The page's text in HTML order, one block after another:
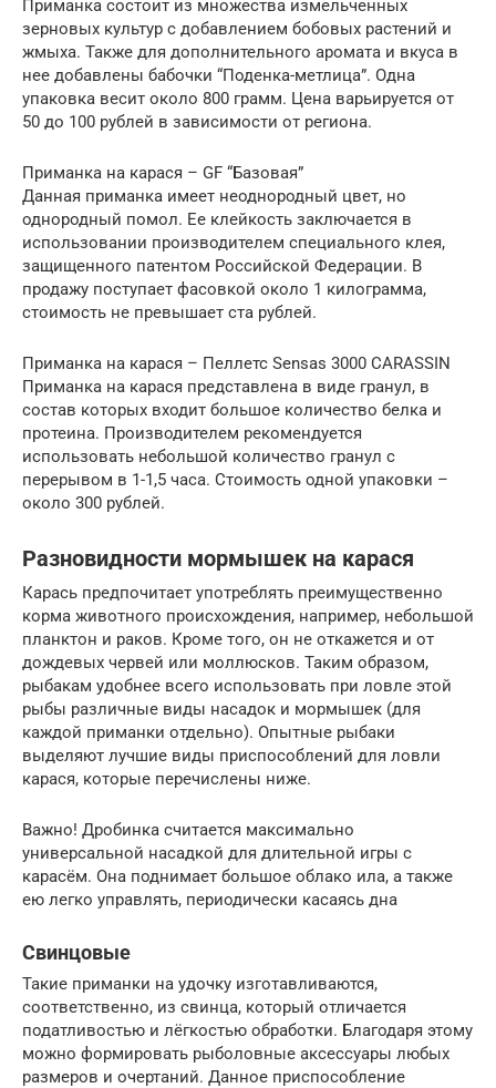
Приманка состоит из множества измельченных
зерновых культур с добавлением бобовых растений и
жмыха. Также для дополнительного аромата и вкуса в
нее добавлены бабочки “Поденка-метлица”. Одна
упаковка весит около 800 грамм. Цена варьируется от
50 до 100 рублей в зависимости от региона.
Приманка на карася – GF “Базовая”
Данная приманка имеет неоднородный цвет, но
однородный помол. Ее клейкость заключается в
использовании производителем специального клея,
защищенного патентом Российской Федерации. В
продажу поступает фасовкой около 1 килограмма,
стоимость не превышает ста рублей.
Приманка на карася – Пеллетс Sensas 3000 CARASSIN
Приманка на карася представлена в виде гранул, в
состав которых входит большое количество белка и
протеина. Производителем рекомендуется
использовать небольшой количество гранул с
перерывом в 1-1,5 часа. Стоимость одной упаковки –
около 300 рублей.
Разновидности мормышек на карася
Карась предпочитает употреблять преимущественно
корма животного происхождения, например, небольшой
планктон и раков. Кроме того, он не откажется и от
дождевых червей или моллюсков. Таким образом,
рыбакам удобнее всего использовать при ловле этой
рыбы различные виды насадок и мормышек (для
каждой приманки отдельно). Опытные рыбаки
выделяют лучшие виды приспособлений для ловли
карася, которые перечислены ниже.
Важно! Дробинка считается максимально
универсальной насадкой для длительной игры с
карасём. Она поднимает большое облако ила, а также
ею легко управлять, периодически касаясь дна
Свинцовые
Такие приманки на удочку изготавливаются,
соответственно, из свинца, который отличается
податливостью и лёгкостью обработки. Благодаря этому
можно формировать рыболовные аксессуары любых
размеров и очертаний. Данное приспособление